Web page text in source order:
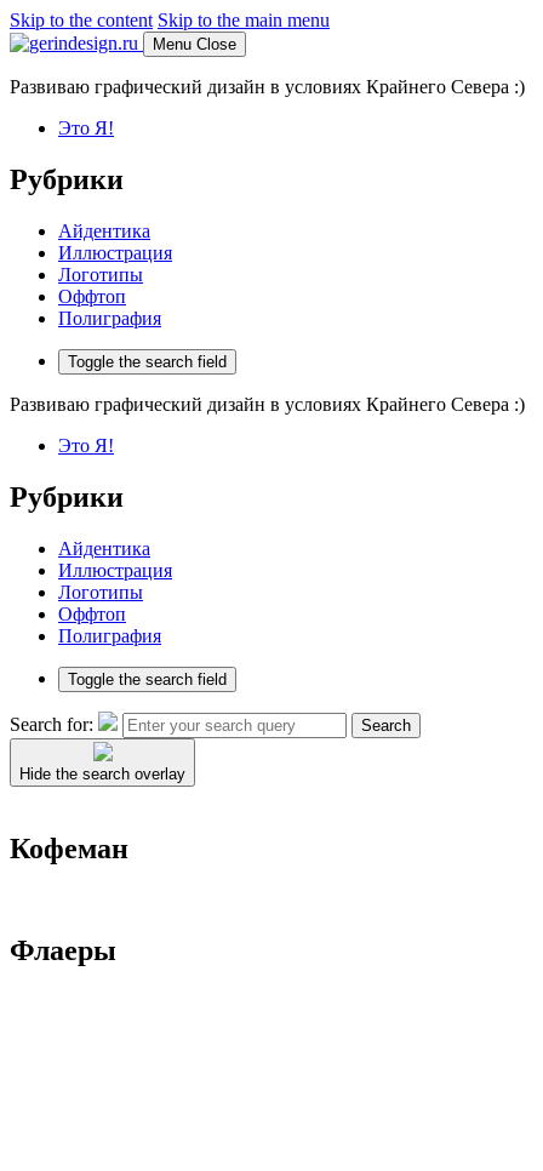
Skip to the content Skip to the main menu
Menu Close
Развиваю графический дизайн в условиях Крайнего Севера :)
Это Я!
Рубрики
Айдентика
Иллюстрация
Логотипы
Оффтоп
Полиграфия
Toggle the search field
Развиваю графический дизайн в условиях Крайнего Севера :)
Это Я!
Рубрики
Айдентика
Иллюстрация
Логотипы
Оффтоп
Полиграфия
Toggle the search field
Search for: Search
Hide the search overlay
Кофеман
Флаеры